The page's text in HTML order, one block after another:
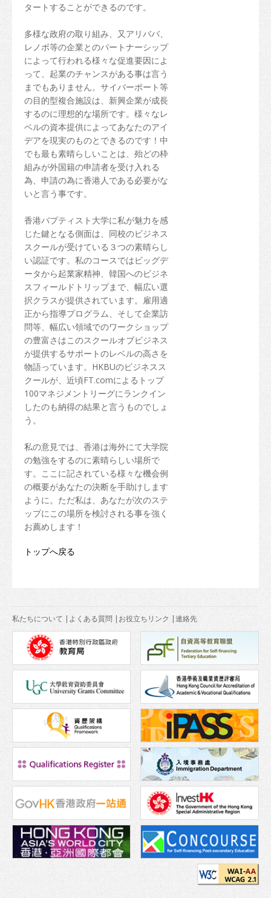
タートすることができるのです。
多様な政府の取り組み、又アリババ、
レノボ等の企業とのパートナーシップ
によって行われる様々な促進要因によ
って、起業のチャンスがある事は言う
までもありません。サイバーポート等
の目的型複合施設は、新興企業が成長
するのに理想的な場所です。様々なレ
ベルの資本提供によってあなたのアイ
デアを現実のものとできるのです！中
でも最も素晴らしいことは、殆どの枠
組みが外国籍の申請者を受け入れる
為、申請の為に香港人である必要がな
いと言う事です。
香港バプティスト大学に私が魅力を感
じた鍵となる側面は、同校のビジネス
スクールが受けている３つの素晴らし
い認証です。私のコースではビッグデ
ータから起業家精神、韓国へのビジネ
スフィールドトリップまで、幅広い選
択クラスが提供されています。雇用適
正から指導プログラム、そして企業訪
問等、幅広い領域でのワークショップ
の豊富さはこのスクールオブビジネス
が提供するサポートのレベルの高さを
物語っています。HKBUのビジネスス
クールが、近頃FT.comによるトップ
100マネジメントリーグにランクイン
したのも納得の結果と言うものでしょ
う。
私の意見では、香港は海外にて大学院
の勉強をするのに素晴らしい場所で
す。ここに記されている様々な機会例
の概要があなたの決断を手助けします
ように。ただ私は、あなたが次のステ
ップにこの場所を検討される事を強く
お薦めします！
トップへ戻る
私たちについて | よくある質問 | お役立ちリンク |連絡先